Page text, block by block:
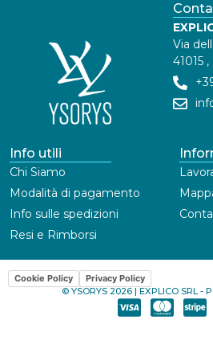
Via
41015
Info utili
Chi Siamo
Modalità di pagamento
Info sulle spedizioni
Resi e Rimborsi
Cookie Policy
Privacy Policy
© YSORYS 2026 | EXPLICO SRL -